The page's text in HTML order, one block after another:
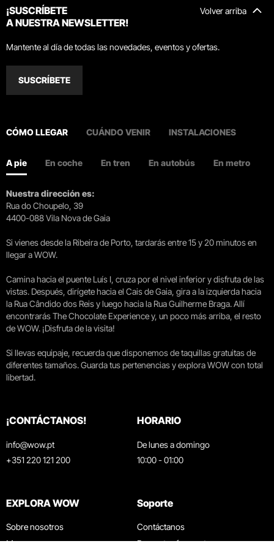
Volver arriba
¡SUSCRÍBETE
A NUESTRA NEWSLETTER!
Mantente al día de todas las novedades, eventos y ofertas.
SUSCRÍBETE
CÓMO LLEGAR CUÁNDO VENIR INSTALACIONES
A pie En coche En tren En autobús En metro
Nuestra dirección es:
Rua do Choupelo, 39
4400-088 Vila Nova de Gaia
Si vienes desde la Ribeira de Porto, tardarás entre 15 y 20 minutos en
llegar a WOW.
Camina hacia el puente Luís I, cruza por el nivel inferior y disfruta de las
vistas. Después, dirígete hacia el Cais de Gaia, gira a la izquierda hacia
la Rua Cândido dos Reis y luego hacia la Rua Guilherme Braga. Allí
encontrarás The Chocolate Experience y, un poco más arriba, el resto
de WOW. ¡Disfruta de la visita!
Si llevas equipaje, recuerda que disponemos de taquillas gratuitas de
diferentes tamaños. Guarda tus pertenencias y explora WOW con total
libertad.
¡CONTÁCTANOS!
info@wow.pt
+351 220 121 200
HORARIO
De lunes a domingo
10:00 - 01:00
EXPLORA WOW
Sobre nosotros
Museos
Soporte
Contáctanos
Preguntas frecuentes